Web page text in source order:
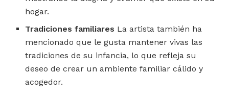
hogar.
Tradiciones familiares La artista también ha
mencionado que le gusta mantener vivas las
tradiciones de su infancia, lo que refleja su
deseo de crear un ambiente familiar cálido y
acogedor.